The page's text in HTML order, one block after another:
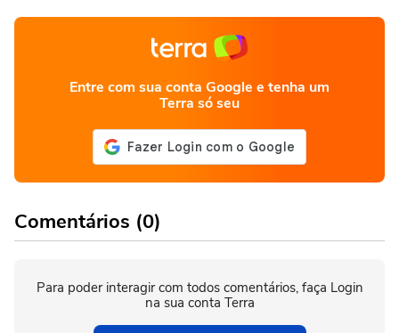
Entre com sua conta Google e tenha um
Terra só seu
Comentários (0)
Para poder interagir com todos comentários, faça Login
na sua conta Terra